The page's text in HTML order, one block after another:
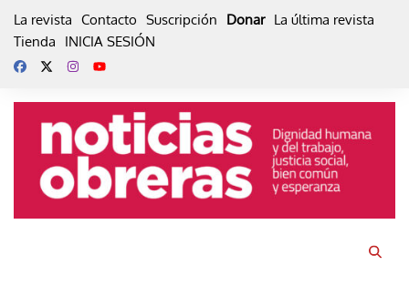
La revista Contacto Suscripción Donar La última revista
Tienda
INICIA SESIÓN